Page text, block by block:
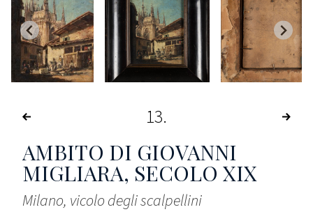
13
AMBITO DI GIOVANNI
MIGLIARA, SECOLO XIX
Milano, vicolo degli scalpellini